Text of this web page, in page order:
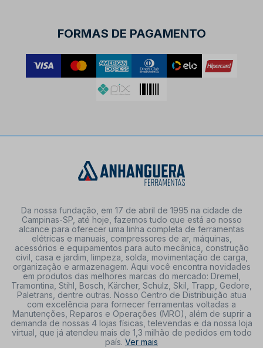
FORMAS DE PAGAMENTO
Da nossa fundação, em 17 de abril de 1995 na cidade de
Campinas-SP, até hoje, fazemos tudo que está ao nosso
alcance para oferecer uma linha completa de ferramentas
elétricas e manuais, compressores de ar, máquinas,
acessórios e equipamentos para auto mecânica, construção
civil, casa e jardim, limpeza, solda, movimentação de carga,
organização e armazenagem. Aqui você encontra novidades
em produtos das melhores marcas do mercado: Dremel,
Tramontina, Stihl, Bosch, Kärcher, Schulz, Skil, Trapp, Gedore,
Paletrans, dentre outras. Nosso Centro de Distribuição atua
com excelência para fornecer ferramentas voltadas a
Manutenções, Reparos e Operações (MRO), além de suprir a
demanda de nossas 4 lojas físicas, televendas e da nossa loja
virtual, que já atendeu mais de 1,3 milhão de pedidos em todo
país. Ver mais